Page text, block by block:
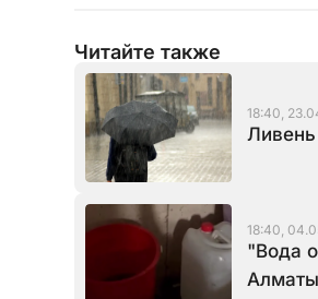
Читайте также
18:40,
18:40,
"Вода